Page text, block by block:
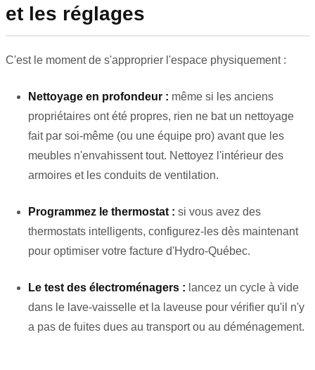
et les réglages
C'est le moment de s'approprier l'espace physiquement :
Nettoyage en profondeur : même si les anciens
propriétaires ont été propres, rien ne bat un nettoyage
fait par soi-même (ou une équipe pro) avant que les
meubles n'envahissent tout. Nettoyez l'intérieur des
armoires et les conduits de ventilation.
Programmez le thermostat : si vous avez des
thermostats intelligents, configurez-les dès maintenant
pour optimiser votre facture d'Hydro-Québec.
Le test des électroménagers : lancez un cycle à vide
dans le lave-vaisselle et la laveuse pour vérifier qu'il n'y
a pas de fuites dues au transport ou au déménagement.